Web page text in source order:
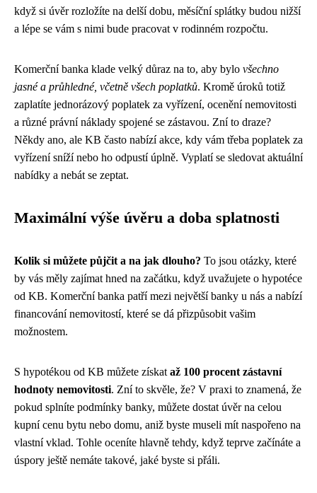
když si úvěr rozložíte na delší dobu, měsíční splátky budou nižší
a lépe se vám s nimi bude pracovat v rodinném rozpočtu.
Komerční banka klade velký důraz na to, aby bylo všechno
jasné a průhledné, včetně všech poplatků. Kromě úroků totiž
zaplatíte jednorázový poplatek za vyřízení, ocenění nemovitosti
a různé právní náklady spojené se zástavou. Zní to draze?
Někdy ano, ale KB často nabízí akce, kdy vám třeba poplatek za
vyřízení sníží nebo ho odpustí úplně. Vyplatí se sledovat aktuální
nabídky a nebát se zeptat.
Maximální výše úvěru a doba splatnosti
Kolik si můžete půjčit a na jak dlouho? To jsou otázky, které
by vás měly zajímat hned na začátku, když uvažujete o hypotéce
od KB. Komerční banka patří mezi největší banky u nás a nabízí
financování nemovitostí, které se dá přizpůsobit vašim
možnostem.
S hypotékou od KB můžete získat až 100 procent zástavní
hodnoty nemovitosti. Zní to skvěle, že? V praxi to znamená, že
pokud splníte podmínky banky, můžete dostat úvěr na celou
kupní cenu bytu nebo domu, aniž byste museli mít naspořeno na
vlastní vklad. Tohle oceníte hlavně tehdy, když teprve začínáte a
úspory ještě nemáte takové, jaké byste si přáli.